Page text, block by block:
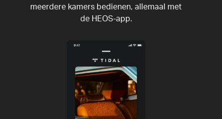
meerdere kamers bedienen, allemaal met
de HEOS-app.